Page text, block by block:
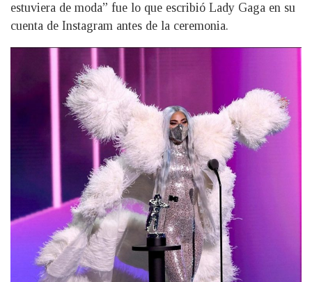
estuviera de moda” fue lo que escribió Lady Gaga en su
cuenta de Instagram antes de la ceremonia.